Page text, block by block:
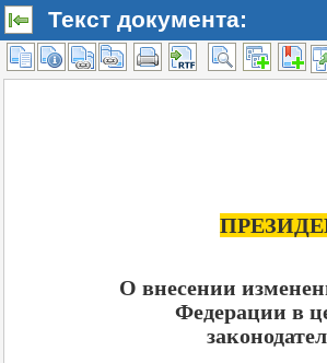
Текст документа: